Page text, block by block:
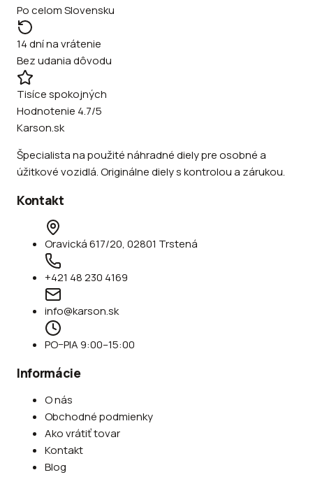
Po celom Slovensku
14 dní na vrátenie
Bez udania dôvodu
Tisíce spokojných
Hodnotenie 4.7/5
Karson.sk
Špecialista na použité náhradné diely pre osobné a
úžitkové vozidlá. Originálne diely s kontrolou a zárukou.
Kontakt
Oravická 617/20, 02801 Trstená
+421 48 230 4169
info@karson.sk
PO–PIA 9:00–15:00
Informácie
O nás
Obchodné podmienky
Ako vrátiť tovar
Kontakt
Blog